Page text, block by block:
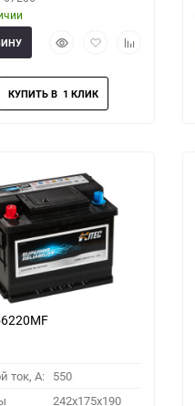
БыстрыйДобавить
избранное
Добавить
ток, A: 550
242x175x190